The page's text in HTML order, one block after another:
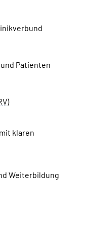
Patienten
)
klaren
Weiterbildung